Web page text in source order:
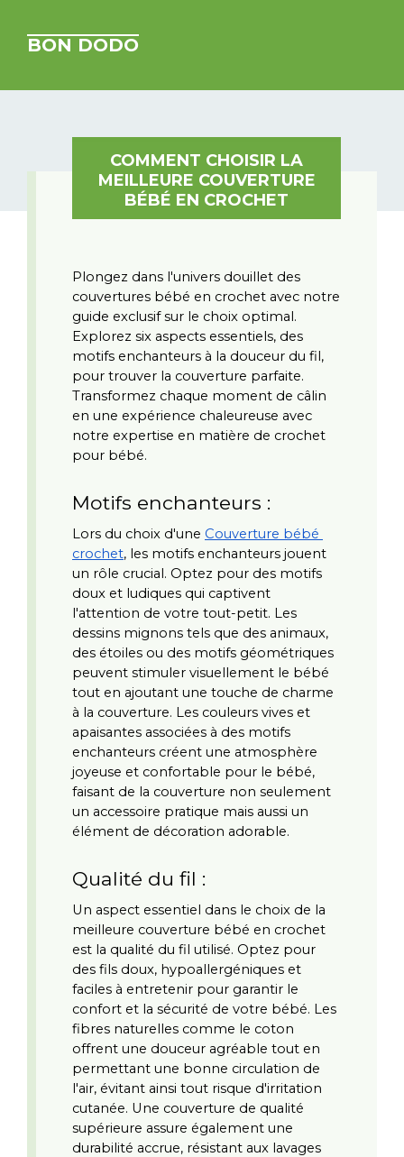
BON DODO
COMMENT CHOISIR LA
MEILLEURE COUVERTURE
BÉBÉ EN CROCHET
Plongez dans l'univers douillet des
couvertures bébé en crochet avec notre
guide exclusif sur le choix optimal.
Explorez six aspects essentiels, des
motifs enchanteurs à la douceur du fil,
pour trouver la couverture parfaite.
Transformez chaque moment de câlin
en une expérience chaleureuse avec
notre expertise en matière de crochet
pour bébé.
Motifs enchanteurs :
Lors du choix d'une Couverture bébé
crochet, les motifs enchanteurs jouent
un rôle crucial. Optez pour des motifs
doux et ludiques qui captivent
l'attention de votre tout-petit. Les
dessins mignons tels que des animaux,
des étoiles ou des motifs géométriques
peuvent stimuler visuellement le bébé
tout en ajoutant une touche de charme
à la couverture. Les couleurs vives et
apaisantes associées à des motifs
enchanteurs créent une atmosphère
joyeuse et confortable pour le bébé,
faisant de la couverture non seulement
un accessoire pratique mais aussi un
élément de décoration adorable.
Qualité du fil :
Un aspect essentiel dans le choix de la
meilleure couverture bébé en crochet
est la qualité du fil utilisé. Optez pour
des fils doux, hypoallergéniques et
faciles à entretenir pour garantir le
confort et la sécurité de votre bébé. Les
fibres naturelles comme le coton
offrent une douceur agréable tout en
permettant une bonne circulation de
l'air, évitant ainsi tout risque d'irritation
cutanée. Une couverture de qualité
supérieure assure également une
durabilité accrue, résistant aux lavages